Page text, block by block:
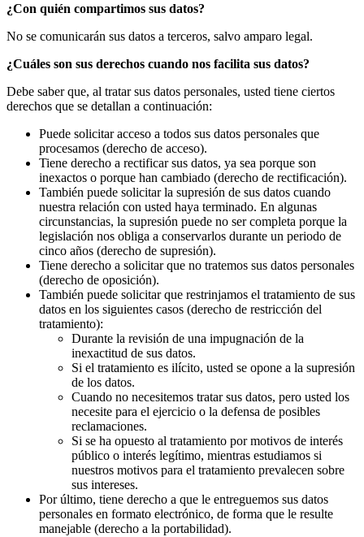
¿Con quién compartimos sus datos?
No se comunicarán sus datos a terceros, salvo amparo legal.
¿Cuáles son sus derechos cuando nos facilita sus datos?
Debe saber que, al tratar sus datos personales, usted tiene ciertos
derechos que se detallan a continuación:
Puede solicitar acceso a todos sus datos personales que
procesamos (derecho de acceso).
Tiene derecho a rectificar sus datos, ya sea porque son
inexactos o porque han cambiado (derecho de rectificación).
También puede solicitar la supresión de sus datos cuando
nuestra relación con usted haya terminado. En algunas
circunstancias, la supresión puede no ser completa porque la
legislación nos obliga a conservarlos durante un periodo de
cinco años (derecho de supresión).
Tiene derecho a solicitar que no tratemos sus datos personales
(derecho de oposición).
También puede solicitar que restrinjamos el tratamiento de sus
datos en los siguientes casos (derecho de restricción del
tratamiento):
Durante la revisión de una impugnación de la
inexactitud de sus datos.
Si el tratamiento es ilícito, usted se opone a la supresión
de los datos.
Cuando no necesitemos tratar sus datos, pero usted los
necesite para el ejercicio o la defensa de posibles
reclamaciones.
Si se ha opuesto al tratamiento por motivos de interés
público o interés legítimo, mientras estudiamos si
nuestros motivos para el tratamiento prevalecen sobre
sus intereses.
Por último, tiene derecho a que le entreguemos sus datos
personales en formato electrónico, de forma que le resulte
manejable (derecho a la portabilidad).